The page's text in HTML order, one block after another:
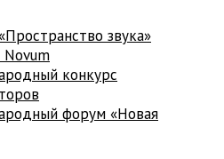
звука»
конкурс
форум «Новая